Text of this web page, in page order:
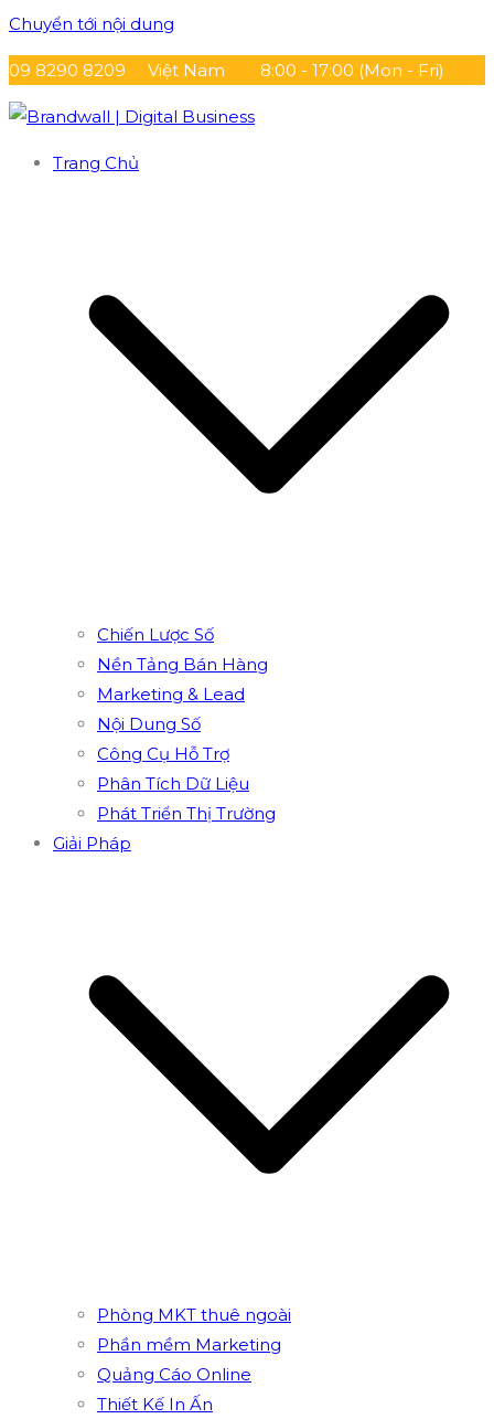
Chuyển tới nội dung
09 8290 8209 Việt Nam 8:00 - 17:00 (Mon - Fri)
Brandwall | Digital Business
Hotline 0982908209
Trang Chủ
Chiến Lược Số
Nền Tảng Bán Hàng
Marketing & Lead
Nội Dung Số
Công Cụ Hỗ Trợ
Phân Tích Dữ Liệu
Phát Triển Thị Trường
Giải Pháp
Phòng MKT thuê ngoài
Phần mềm Marketing
Quảng Cáo Online
Thiết Kế In Ấn